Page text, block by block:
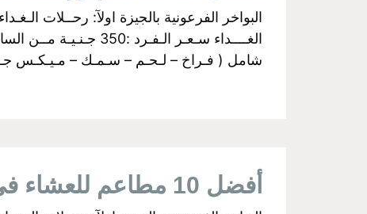
شامل ( فـراخ – لـحـم – سـمـك – مـيـكـس
أفضل 10 مطاعم للعشاء في القاهرة